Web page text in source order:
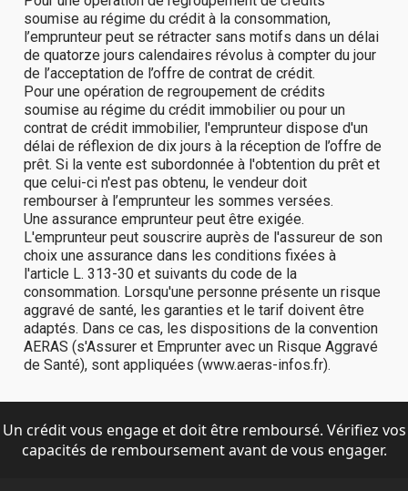
Un crédit vous engage et doit être remboursé. Vérifiez vos
capacités de remboursement avant de vous engager.